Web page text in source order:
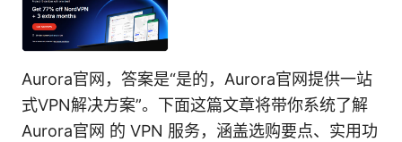
Aurora官网，答案是“是的，Aurora官网提供一站
式VPN解决方案”。下面这篇文章将带你系统了解
Aurora官网 的 VPN 服务，涵盖选购要点、实用功